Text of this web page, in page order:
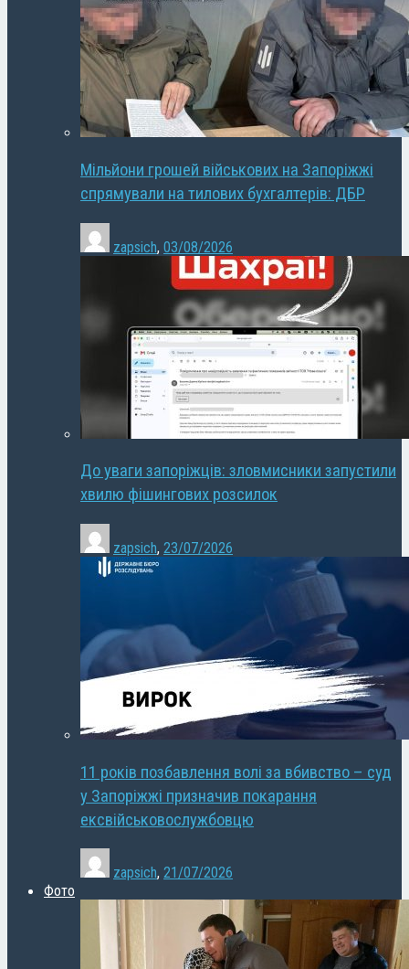
Мільйони грошей військових на Запоріжжі
спрямували на тилових бухгалтерів: ДБР
zapsich, 03/08/2026
До уваги запоріжців: зловмисники запустили
хвилю фішингових розсилок
zapsich, 23/07/2026
11 років позбавлення волі за вбивство – суд
у Запоріжжі призначив покарання
ексвійськовослужбовцю
zapsich, 21/07/2026
Фото